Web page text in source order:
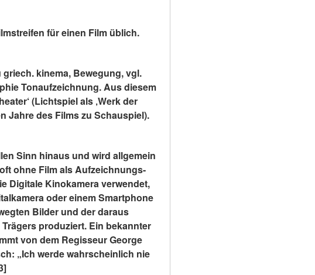
für einen Film üblich.
kinema, Bewegung, vgl.
Tonaufzeichnung. Aus diesem
(Lichtspiel als ‚Werk der
Jahre des Films zu Schauspiel).
Sinn hinaus und wird allgemein
ohne Film als Aufzeichnungs-
Digitale Kinokamera verwendet,
oder einem Smartphone
Bilder und der daraus
produziert. Ein bekannter
von dem Regisseur George
„Ich werde wahrscheinlich nie